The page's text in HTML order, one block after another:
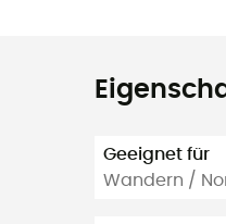
Geeignet für
Wandern /